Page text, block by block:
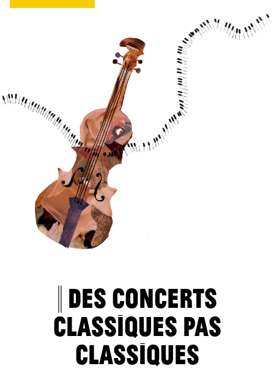
|| DES CONCERTS
CLASSIQUES PAS
CLASSIQUES